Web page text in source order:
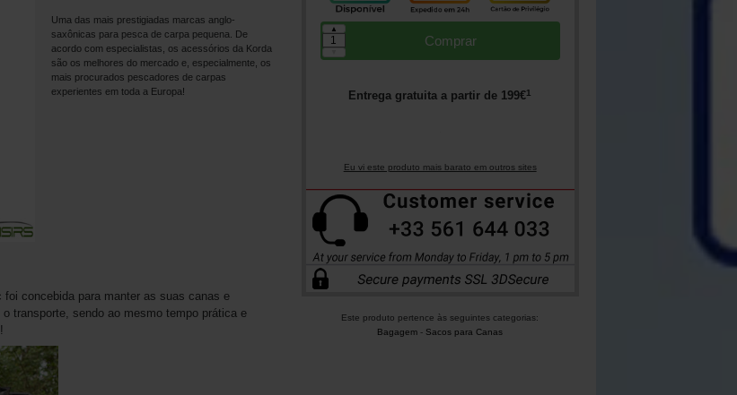
Uma das mais prestigiadas marcas anglo-
saxônicas para pesca de carpa pequena. De
acordo com especialistas, os acessórios da Korda
são os melhores do mercado e, especialmente, os
mais procurados pescadores de carpas
experientes em toda a Europa!
Comprar
▲
Entrega gratuita a partir de 199€1
Eu vi este produto mais barato em outros sites
Este produto pertence às seguintes categorias:
Bagagem - Sacos para Canas
concebida para manter as suas canas e
transporte, sendo ao mesmo tempo prática e